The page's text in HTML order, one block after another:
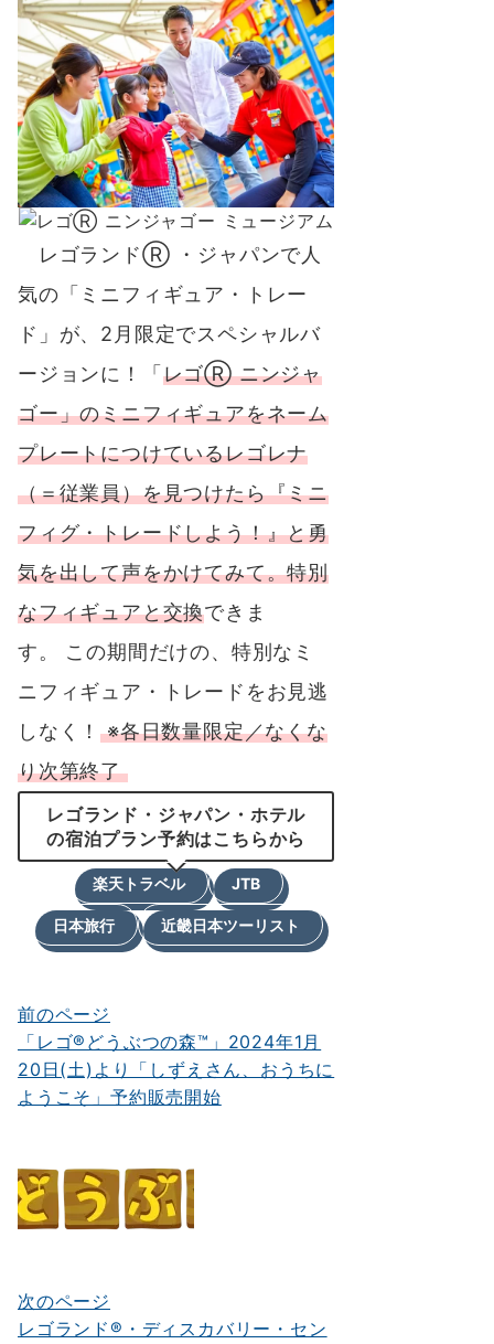
レゴランドⓇ ・ジャパンで人
気の「ミニフィギュア・トレー
ド」が、2月限定でスペシャルバ
ージョンに！「 レゴⓇ ニンジャ
ゴー」のミニフィギュアをネーム
プレートにつけているレゴレナ
（＝従業員）を見つけたら『ミニ
フィグ・トレードしよう！』と勇
気を出して声をかけてみて。特別
なフィギュアと交換できま
す。 この期間だけの、特別なミ
ニフィギュア・トレードをお見逃
しなく！※各日数量限定／なくな
り次第終了
レゴランド・ジャパン・ホテル
の宿泊プラン予約はこちらから
楽天トラベル JTB
日本旅行 近畿日本ツーリスト
投
稿
ナ
ゲ
ー
ン
前のページ
「レゴ®どうぶつの森™」2024年1月
20日(土)より「しずえさん、おうちに
ようこそ」予約販売開始
次のページ
レゴランド®・ディスカバリー・セン